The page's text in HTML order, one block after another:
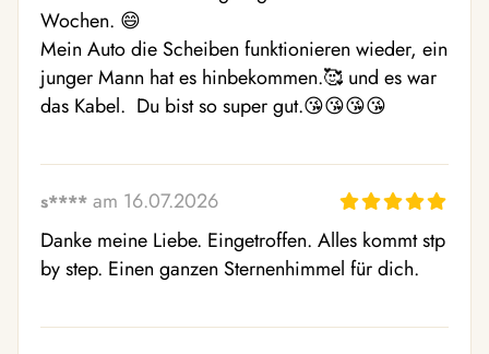
Wochen. 😄
Mein Auto die Scheiben funktionieren wieder, ein
junger Mann hat es hinbekommen.🥰 und es war
das Kabel.  Du bist so super gut.😘😘😘😘
s**** am 16.07.2026
Danke meine Liebe. Eingetroffen. Alles kommt stp
by step. Einen ganzen Sternenhimmel für dich.